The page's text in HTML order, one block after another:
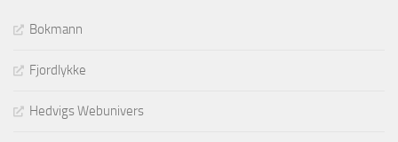
Bokmann
Fjordlykke
Hedvigs Webunivers